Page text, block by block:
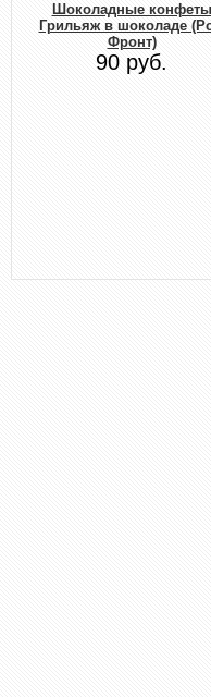
Шоколадные конфеты
Грильяж в шоколаде
Фронт)
90 руб.